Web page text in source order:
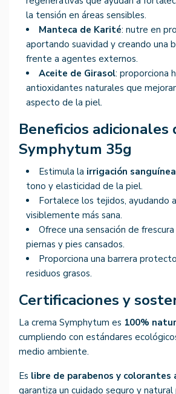
la tensión en áreas sensibles.
Manteca de Karité: nutre en
aportando suavidad y creando una
frente a agentes externos.
Aceite de Girasol: proporciona
antioxidantes naturales que
aspecto de la piel.
Beneficios adicionales
Symphytum 35g
Estimula la irrigación sanguínea
tono y elasticidad de la piel.
Fortalece los tejidos, ayudando
visiblemente más sana.
Ofrece una sensación de
piernas y pies cansados.
Proporciona una barrera
residuos grasos.
Certificaciones y
La crema Symphytum es 100%
cumpliendo con estándares
medio ambiente.
Es libre de parabenos y colorantes
garantiza un cuidado seguro y